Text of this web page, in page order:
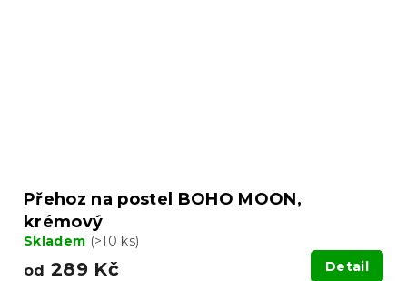
Přehoz na postel BOHO MOON,
krémový
Skladem (>10 ks)
od 289 Kč Detail